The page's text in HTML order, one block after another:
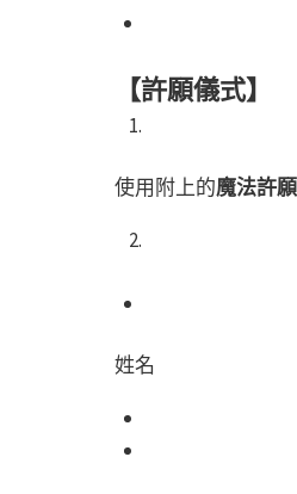
【許願儀式】
使用附上的魔法許
姓名